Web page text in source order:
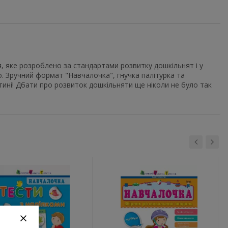
розроблено за стандартами розвитку дошкільнят і у
формат "Навчалочка", гнучка палітурка та
Дбати про розвиток дошкільняти ще ніколи не було так